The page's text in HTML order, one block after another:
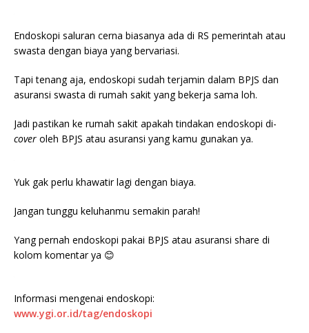
Endoskopi saluran cerna biasanya ada di RS pemerintah atau
swasta dengan biaya yang bervariasi.
Tapi tenang aja, endoskopi sudah terjamin dalam BPJS dan
asuransi swasta di rumah sakit yang bekerja sama loh.
Jadi pastikan ke rumah sakit apakah tindakan endoskopi di-
cover oleh BPJS atau asuransi yang kamu gunakan ya.
Yuk gak perlu khawatir lagi dengan biaya.
Jangan tunggu keluhanmu semakin parah!
Yang pernah endoskopi pakai BPJS atau asuransi share di
kolom komentar ya 😊
Informasi mengenai endoskopi:
www.ygi.or.id/tag/endoskopi